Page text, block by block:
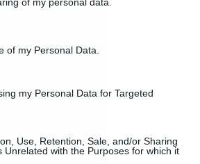
of my Personal Data.
my Personal Data for Targeted
Use, Retention, Sale, and/or Sharing
Unrelated with the Purposes for which it